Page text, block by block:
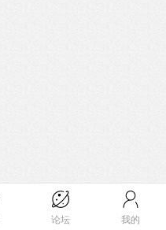
论坛 我的